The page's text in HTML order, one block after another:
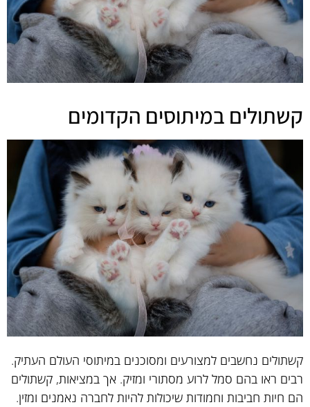
קשתולים במיתוסים הקדומים
קשתולים נחשבים למצורעים ומסוכנים במיתוסי העולם העתיק.
רבים ראו בהם סמל לרוע מסתורי ומזיק. אך במציאות, קשתולים
הם חיות חביבות וחמודות שיכולות להיות לחברה נאמנים ומזין.